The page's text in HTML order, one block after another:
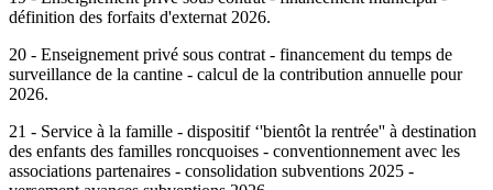
définition des forfaits d'externat 2026.
20 - Enseignement privé sous contrat - financement du temps de
surveillance de la cantine - calcul de la contribution annuelle pour
2026.
21 - Service à la famille - dispositif ‘'bientôt la rentrée'' à destination
des enfants des familles roncquoises - conventionnement avec les
associations partenaires - consolidation subventions 2025 -